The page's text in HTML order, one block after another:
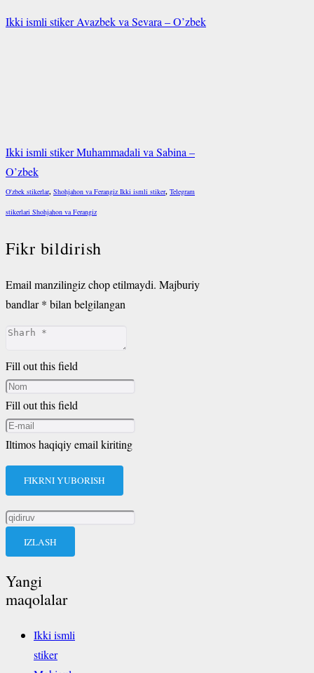
Ikki ismli stiker Avazbek va Sevara – O’zbek
Ikki ismli stiker Muhammadali va Sabina –
O’zbek
O'zbek stikerlar, Shohjahon va Ferangiz Ikki ismli stiker, Telegram
stikerlari Shohjahon va Ferangiz
Fikr bildirish
Email manzilingiz chop etilmaydi. Majburiy
bandlar* bilan belgilangan
Fill out this field
Fill out this field
Iltimos haqiqiy email kiriting
FIKRNI YUBORISH
Qidirshish:
Yangi
maqolalar
Ikki ismli
stiker